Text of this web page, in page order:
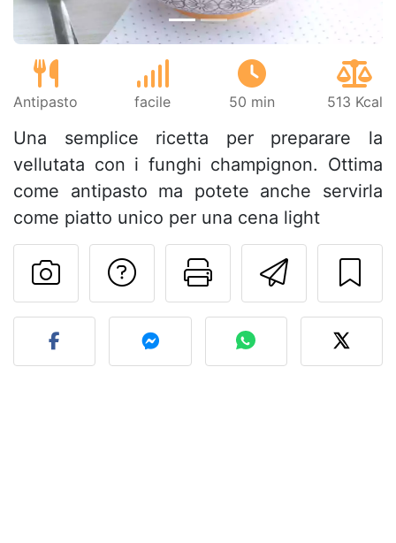
Antipasto facile 50 min 513 Kcal
Una semplice ricetta per preparare la
vellutata con i funghi champignon. Ottima
come antipasto ma potete anche servirla
come piatto unico per una cena light
Invia
Stampa la
Contatta l'autore
Pubblica la foto di